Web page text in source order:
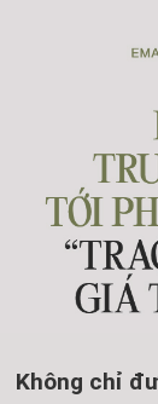
Không chỉ